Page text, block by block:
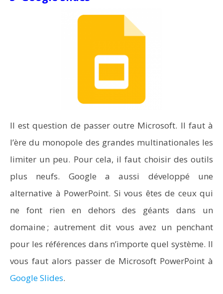
Il est question de passer outre Microsoft. Il faut à
l’ère du monopole des grandes multinationales les
limiter un peu. Pour cela, il faut choisir des outils
plus neufs. Google a aussi développé une
alternative à PowerPoint. Si vous êtes de ceux qui
ne font rien en dehors des géants dans un
domaine ; autrement dit vous avez un penchant
pour les références dans n’importe quel système. Il
vous faut alors passer de Microsoft PowerPoint à
Google Slides.